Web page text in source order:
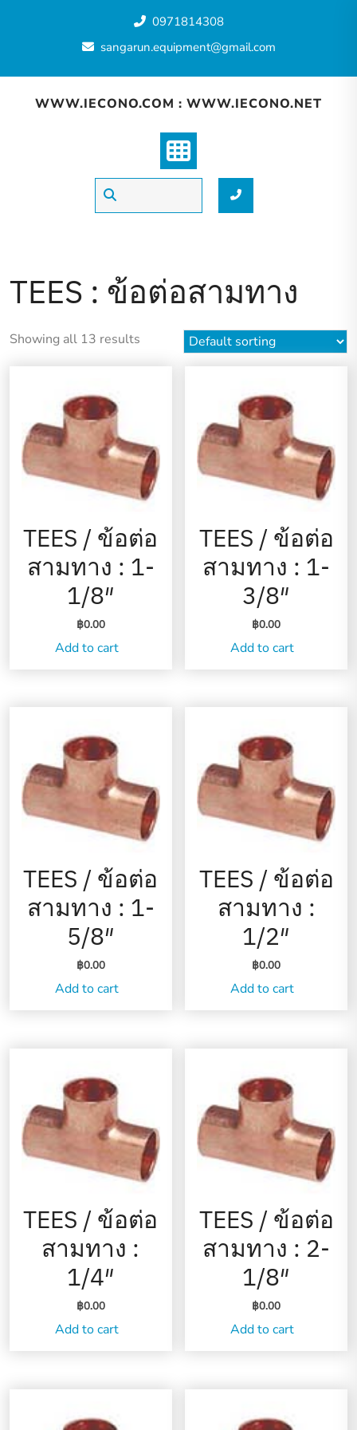
0971814308
sangarun.equipment@gmail.com
WWW.IECONO.COM : WWW.IECONO.NET
TEES : ข้อต่อสามทาง
Showing all 13 results
TEES / ข้อต่อ
สามทาง : 1-
1/8″
฿0.00
Add to cart
TEES / ข้อต่อ
สามทาง : 1-
3/8″
฿0.00
Add to cart
TEES / ข้อต่อ
สามทาง : 1-
5/8″
฿0.00
Add to cart
TEES / ข้อต่อ
สามทาง :
1/2″
฿0.00
Add to cart
TEES / ข้อต่อ
สามทาง :
1/4″
฿0.00
Add to cart
TEES / ข้อต่อ
สามทาง : 2-
1/8″
฿0.00
Add to cart